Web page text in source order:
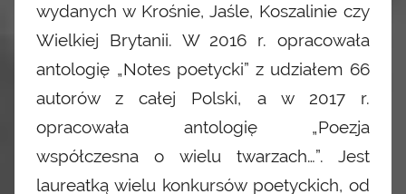
wydanych w Krośnie, Jaśle, Koszalinie czy
Wielkiej Brytanii. W 2016 r. opracowała
antologię „Notes poetycki” z udziałem 66
autorów z całej Polski, a w 2017 r.
opracowała antologię „Poezja
współczesna o wielu twarzach…”. Jest
laureatką wielu konkursów poetyckich, od